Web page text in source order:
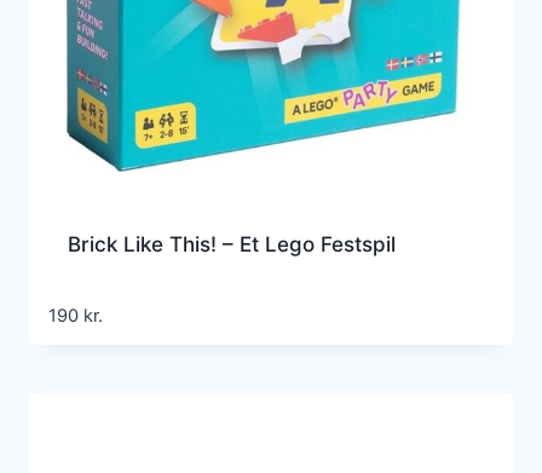
Brick Like This! – Et Lego Festspil
190 kr.